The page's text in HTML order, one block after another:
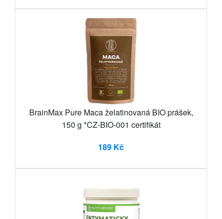
BrainMax Pure Maca želatinovaná BIO prášek,
150 g *CZ-BIO-001 certifikát
189 Kč